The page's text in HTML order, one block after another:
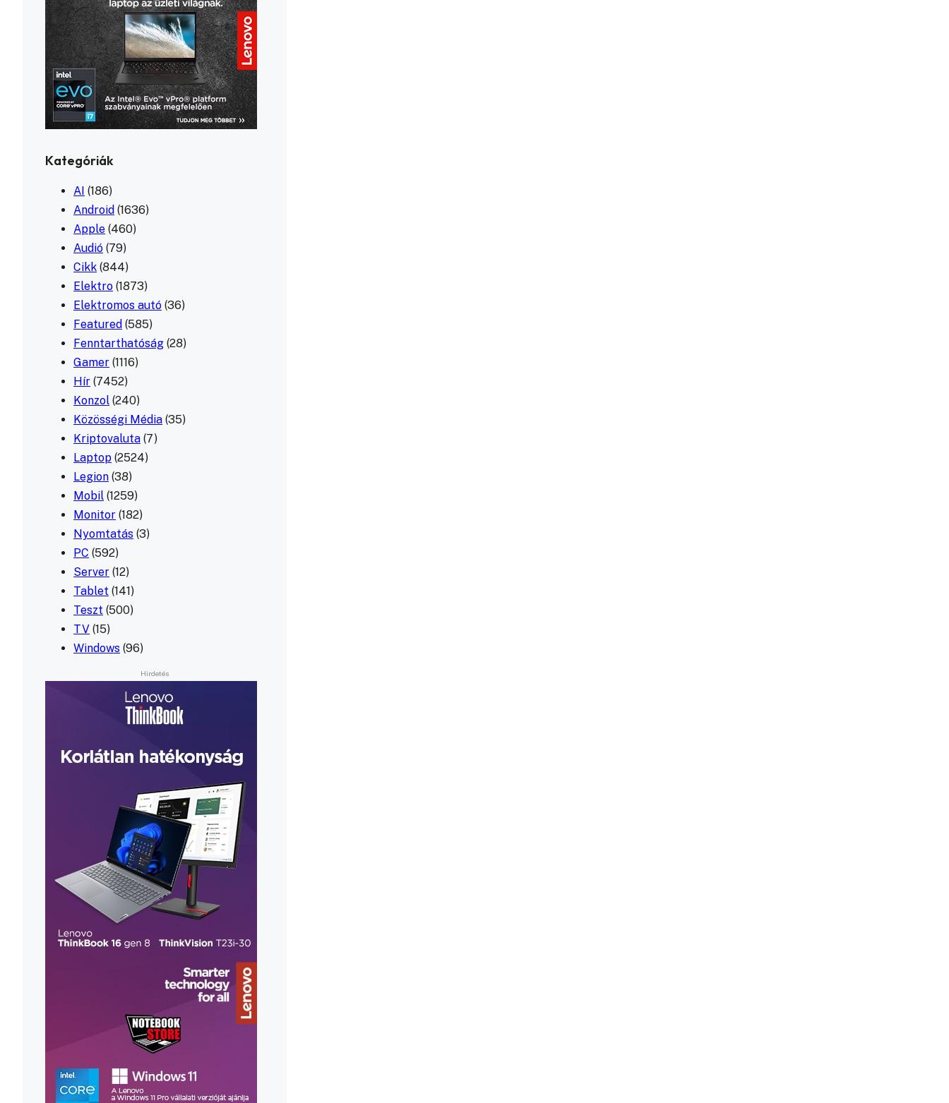
Kategóriák
AI (186)
Android (1636)
Apple (460)
Audió (79)
Cikk (844)
Elektro (1873)
Elektromos autó (36)
Featured (585)
Fenntarthatóság (28)
Gamer (1116)
Hír (7452)
Konzol (240)
Közösségi Média (35)
Kriptovaluta (7)
Laptop (2524)
Legion (38)
Mobil (1259)
Monitor (182)
Nyomtatás (3)
PC (592)
Server (12)
Tablet (141)
Teszt (500)
TV (15)
Windows (96)